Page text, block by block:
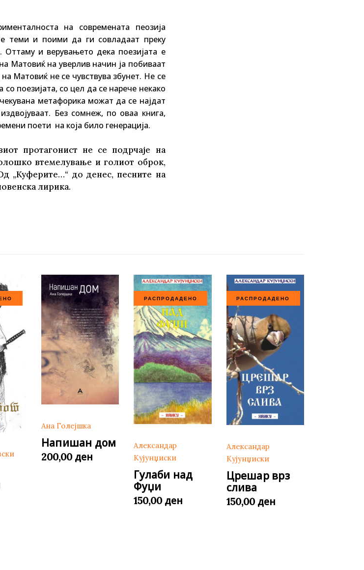
на современата пеозија
теми и поими да ги совладаат преку
Оттаму и верувањето дека поезијата е
Матовиќ на уверлив начин ја побиваат
Матовиќ не се чувствува збунет. Не се
поезијата, со цел да се нарече некако
метафорика можат да се најдат
Без сомнеж, по оваа книга,
поети на која било генерација.
протагонист не се подрчаје на
втемелување и голиот оброк,
„Куферите…“ до денес, песните на
лирика.
Ана Голејшка
Напишан дом
200,00 ден
РАСПРОДАДЕНО
Александар
Кујунџиски
Гулаби над
Фуџи
150,00 ден
РАСПРОДАДЕНО
Александар
Кујунџиски
Црешар врз
слива
150,00 ден